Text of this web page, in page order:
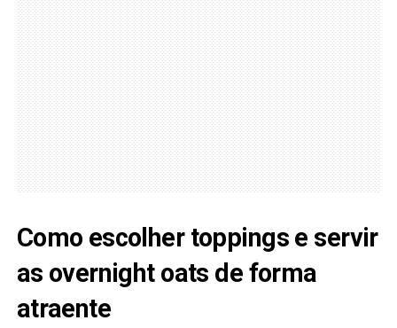
Como escolher toppings e servir
as overnight oats de forma
atraente